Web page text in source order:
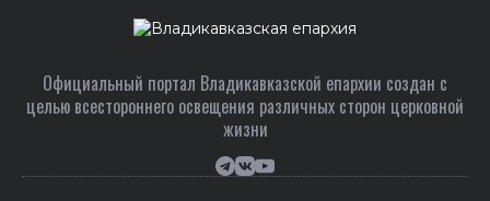
Официальный портал Владикавказской епархии создан c
целью всестороннего освещения различных сторон церковной
жизни